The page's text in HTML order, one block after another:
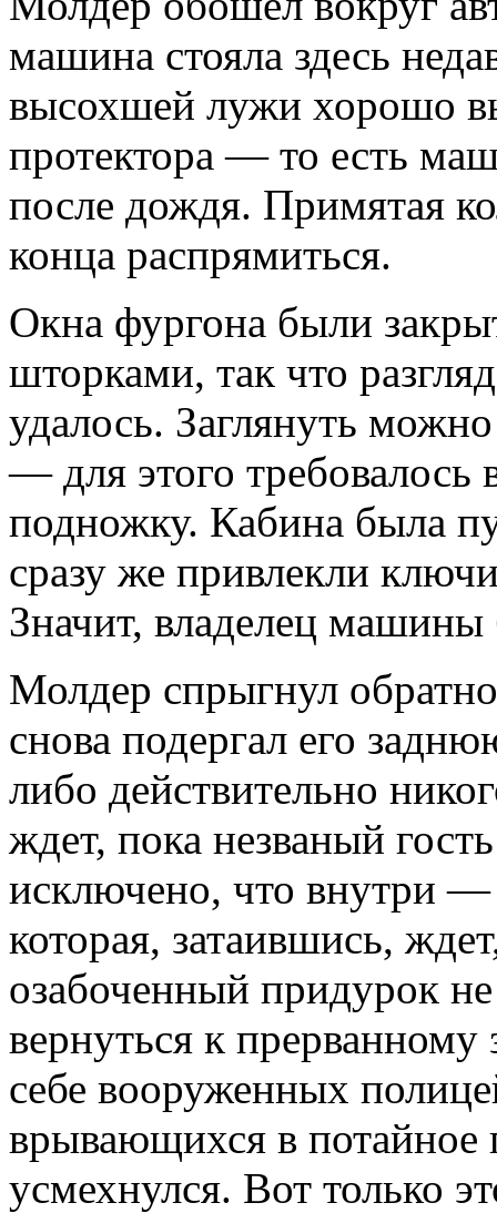
машина стояла здесь
высохшей лужи хорошо
протектора — то есть
после дождя. Примятая
конца распрямиться.
Окна фургона были
шторками, так что
удалось. Заглянуть
— для этого требовалось
подножку. Кабина была
сразу же привлекли
Значит, владелец машины
Молдер спрыгнул
снова подергал его
либо действительно
ждет, пока незваный
исключено, что внутри —
которая, затаившись,
озабоченный придурок
вернуться к
себе вооруженных
врывающихся в
усмехнулся. Вот только